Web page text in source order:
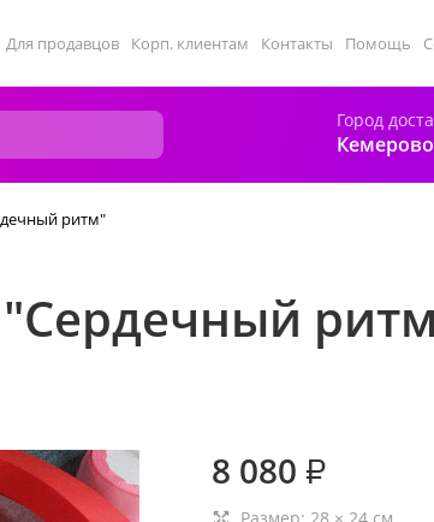
Для продавцов Корп. клиентам Контакты Помощь
Город
Кемерово
ритм"
8 080 ₽